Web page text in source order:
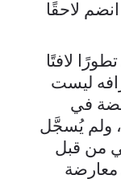
لاحقًا
لافتًا
ليست
في
ولم يُسجَّل
من قبل
معارضة